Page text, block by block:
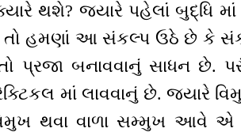
થશે? જ્યારે પહેલાં બુદ્ધિ
હમણાં આ સંકલ્પ ઉઠે છે કે
બનાવવાનું સાધન છે.
માં લાવવાનું છે. જ્યારે
થવા વાળા સમ્મુખ આવે એ